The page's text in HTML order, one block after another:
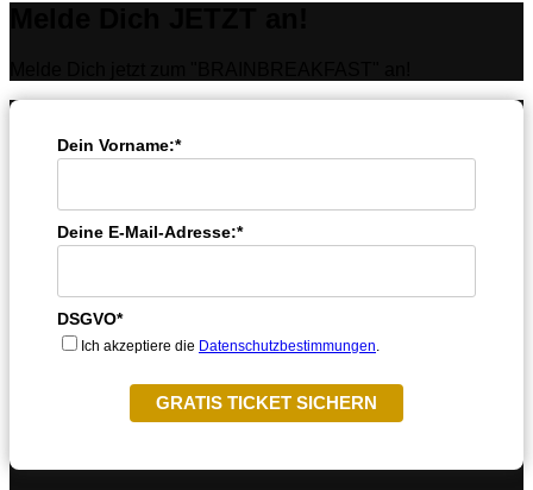
Dein Vorname:*
Deine E-Mail-Adresse:*
DSGVO*
Ich akzeptiere die Datenschutzbestimmungen.
GRATIS TICKET SICHERN